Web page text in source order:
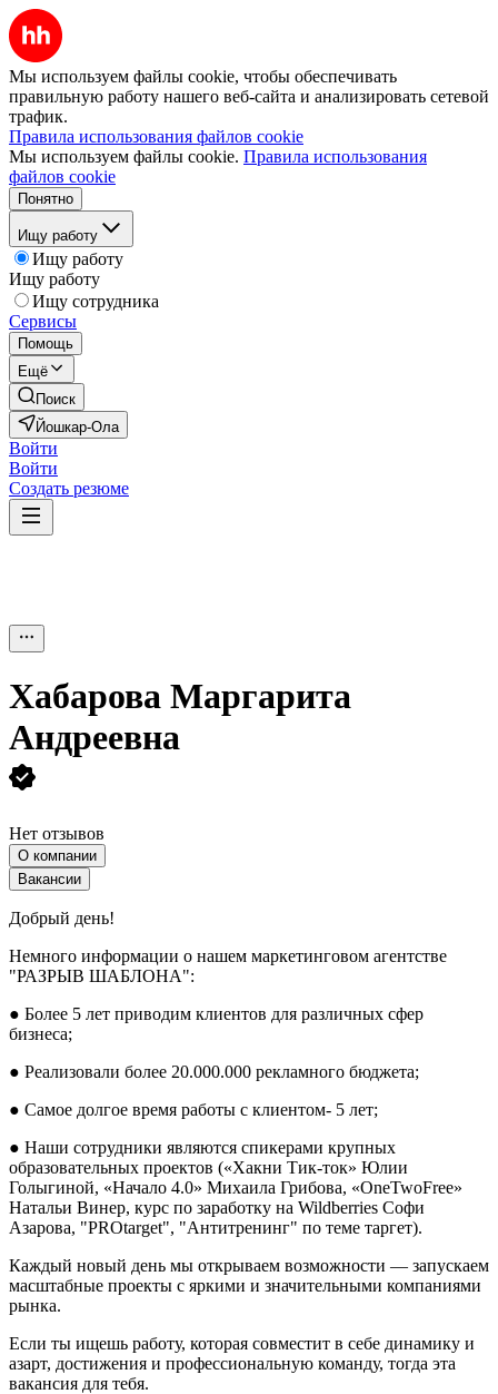
Мы используем файлы cookie, чтобы обеспечивать
правильную работу нашего веб-сайта и анализировать сетевой
трафик.
Правила использования файлов cookie
Мы используем файлы cookie. Правила использования
файлов cookie
Понятно
Ищу работу
Ищу работу
Ищу работу
Ищу сотрудника
Сервисы
Помощь
Ещё
Поиск
Йошкар-Ола
Войти
Войти
Создать резюме
Хабарова Маргарита
Андреевна
Нет отзывов
О компании
Вакансии
Добрый день!
Немного информации о нашем маркетинговом агентстве
"РАЗРЫВ ШАБЛОНА":
● Более 5 лет приводим клиентов для различных сфер
бизнеса;
● Реализовали более 20.000.000 рекламного бюджета;
● Самое долгое время работы с клиентом- 5 лет;
● Наши сотрудники являются спикерами крупных
образовательных проектов («Хакни Тик-ток» Юлии
Голыгиной, «Начало 4.0» Михаила Грибова, «OneTwoFree»
Натальи Винер, курс по заработку на Wildberries Софи
Азарова, "PROtarget", "Антитренинг" по теме таргет).
Каждый новый день мы открываем возможности — запускаем
масштабные проекты с яркими и значительными компаниями
рынка.
Если ты ищешь работу, которая совместит в себе динамику и
азарт, достижения и профессиональную команду, тогда эта
вакансия для тебя.